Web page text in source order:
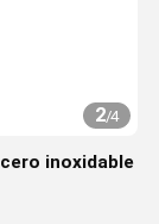
2/4
inoxidable